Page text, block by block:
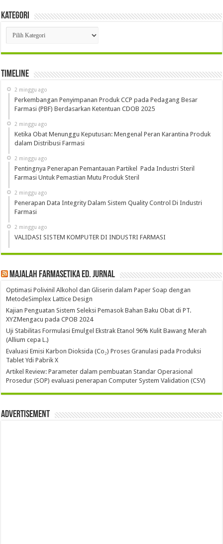
Kategori
Kategori
Timeline
2 minggu ago
Perkembangan Penyimpanan Produk CCP pada Pedagang Besar
Farmasi (PBF) Berdasarkan Ketentuan CDOB 2025
2 minggu ago
Ketika Obat Menunggu Keputusan: Mengenal Peran Karantina Produk
dalam Distribusi Farmasi
2 minggu ago
Pentingnya Penerapan Pemantauan Partikel Pada Industri Steril
Farmasi Untuk Pemastian Mutu Produk Steril
2 minggu ago
Penerapan Data Integrity Dalam Sistem Quality Control Di Industri
Farmasi
2 minggu ago
VALIDASI SISTEM KOMPUTER DI INDUSTRI FARMASI
Majalah Farmasetika Ed. Jurnal
Optimasi Polivinil Alkohol dan Gliserin dalam Paper Soap dengan
MetodeSimplex Lattice Design
Kajian Penguatan Sistem Seleksi Pemasok Bahan Baku Obat di PT.
XYZMengacu pada CPOB 2024
Uji Stabilitas Formulasi Emulgel Ekstrak Etanol 96% Kulit Bawang Merah
(Allium cepa L.)
Evaluasi Emisi Karbon Dioksida (Co₂) Proses Granulasi pada Produksi
Tablet Ydi Pabrik X
Artikel Review: Parameter dalam pembuatan Standar Operasional
Prosedur (SOP) evaluasi penerapan Computer System Validation (CSV)
Advertisement